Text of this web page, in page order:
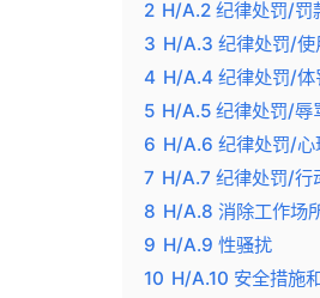
2 H/A.2 纪律处罚/罚
3 H/A.3 纪律处罚/使
4 H/A.4 纪律处罚/体
5 H/A.5 纪律处罚/辱
6 H/A.6 纪律处罚/心
7 H/A.7 纪律处罚/行
8 H/A.8 消除工作场
9 H/A.9 性骚扰
10 H/A.10 安全措施